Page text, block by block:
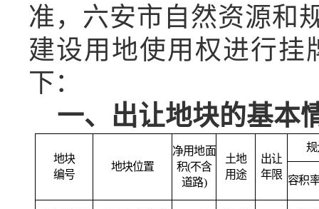
准，六安市自然资源和
建设用地使用权进行挂
下：
一、 出让地块的基本
地块
编号
地块位置
净用地面
积(不含
道路)
土地
用途
出让
年限
规
容积